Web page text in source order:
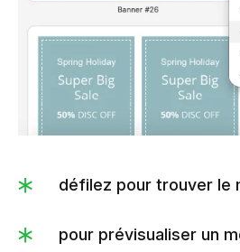
défilez pour trouver le
pour prévisualiser un